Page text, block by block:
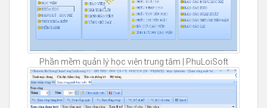
Phần mềm quản lý học viên trung tâm | PhuLoiSoft